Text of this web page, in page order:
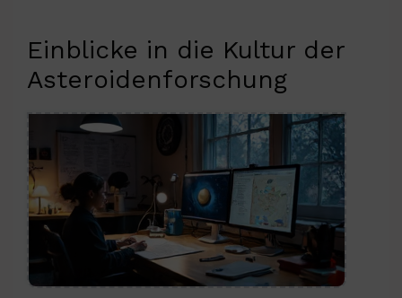
Einblicke in die Kultur der
Asteroidenforschung